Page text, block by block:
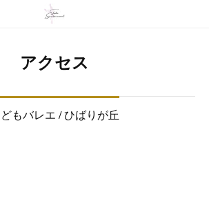
アクセス
もバレエ / ひばりが丘